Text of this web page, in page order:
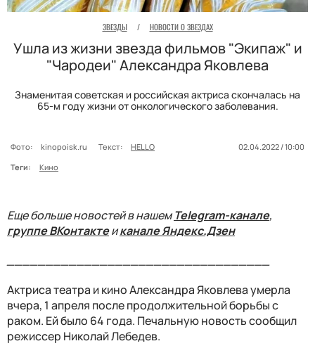
ЗВЕЗДЫ / НОВОСТИ О ЗВЕЗДАХ
Ушла из жизни звезда фильмов "Экипаж" и
"Чародеи" Александра Яковлева
Знаменитая советская и российская актриса скончалась на
65-м году жизни от онкологического заболевания.
Фото: kinopoisk.ru Текст: HELLO
02.04.2022 / 10:00
Теги:
Кино
Еще больше новостей в нашемTelegram-канале,
группе ВКонтактеиканале Яндекс.Дзен
Актриса театра и кино Александра Яковлева умерла
вчера, 1 апреля после продолжительной борьбы с
раком. Ей было 64 года. Печальную новость сообщил
режиссер Николай Лебедев.